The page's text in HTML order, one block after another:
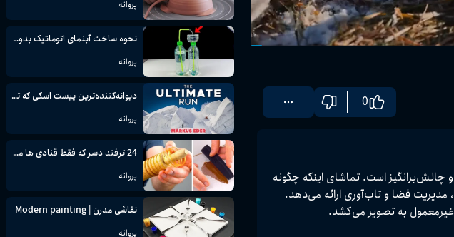
0
تجربه اقامت در کوچک‌ترین خانه دنیا با مساحت تنها ۱۹ فوت مربع در میان طوفان برفی، ماجرایی هیجان‌انگیز و چالش‌برانگیز است. تماشای اینکه چگونه
فضای بسیار کوچک می‌تواند راحتی، امنیت و گرمابخشی لازم را در شرایط سخت فراهم کند، درس‌هایی از خلاقیت، مدیریت فضا و تاب‌آوری ارائه می‌دهد.
پروانه
نحوه ساخت آبنمای اتوماتیک بدون برق | فواره آب بدون وقفه | پروژه علمی
پروانه
دیوانه‌کننده‌ترین پیست اسکی که تا به حال تصور کرده‌اید
پروانه
24 ترفند دسر که فقط قنادی ها می دانند
پروانه
نقاشی مدرن | Modern painting
پروانه